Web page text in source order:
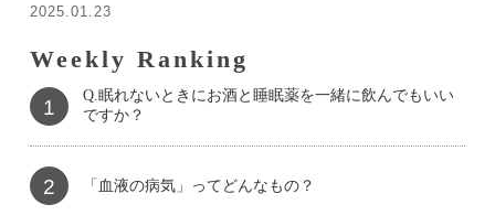
2025.01.23
Weekly Ranking
1
Q.眠れないときにお酒と睡眠薬を一緒に飲んでもいい
ですか？
2 「血液の病気」ってどんなもの？